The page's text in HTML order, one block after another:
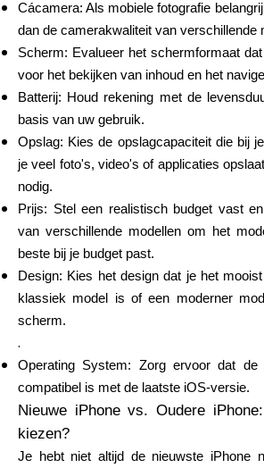
+372 712 2955
Cácamera: Als mobiele fotografie
dan de camerakwaliteit van verschillende
Scherm: Evalueer het schermformaat
voor het bekijken van inhoud en het
Batterij: Houd rekening met de
basis van uw gebruik.
Opslag: Kies de opslagcapaciteit die bij
je veel foto's, video's of applicaties
nodig.
Prijs: Stel een realistisch budget vast
van verschillende modellen om het
beste bij je budget past.
Design: Kies het design dat je het
klassiek model is of een moderner
scherm.
.
Operating System: Zorg ervoor dat
compatibel is met de laatste iOS-versie.
Nieuwe iPhone vs. Oudere
kiezen?
Je hebt niet altijd de nieuwste iPhone